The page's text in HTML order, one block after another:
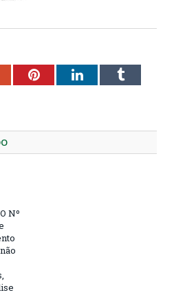
PinterestLinkedInTumblr
Nº